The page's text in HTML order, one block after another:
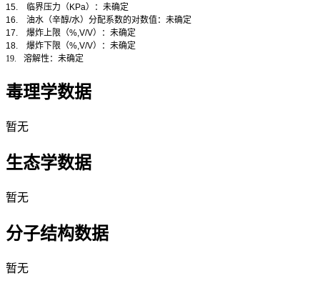
15.
临界压力（KPa）：未确定
16.
油水（辛醇/水）分配系数的对数值：未确定
17.
爆炸上限（%,V/V）：未确定
18.
爆炸下限（%,V/V）：未确定
19.
溶解性：未确定
毒理学数据
暂无
生态学数据
暂无
分子结构数据
暂无